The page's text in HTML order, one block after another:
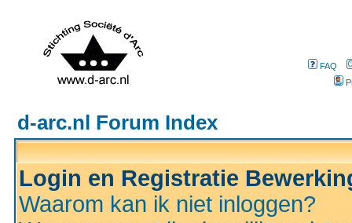
FAQ
d-arc.nl Forum Index
Login en Registratie
Waarom kan ik niet inloggen?